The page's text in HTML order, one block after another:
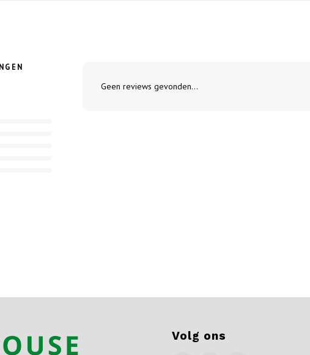
Geen reviews gevonden...
Volg ons